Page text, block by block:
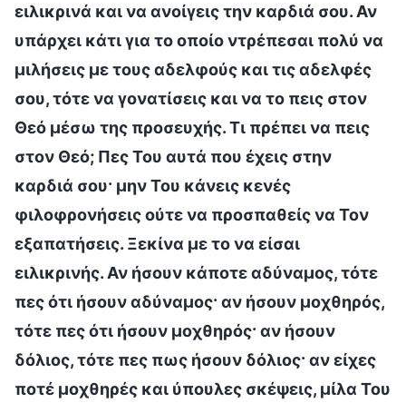
ειλικρινά και να ανοίγεις την καρδιά σου. Αν
υπάρχει κάτι για το οποίο ντρέπεσαι πολύ να
μιλήσεις με τους αδελφούς και τις αδελφές
σου, τότε να γονατίσεις και να το πεις στον
Θεό μέσω της προσευχής. Τι πρέπει να πεις
στον Θεό; Πες Του αυτά που έχεις στην
καρδιά σου· μην Του κάνεις κενές
φιλοφρονήσεις ούτε να προσπαθείς να Τον
εξαπατήσεις. Ξεκίνα με το να είσαι
ειλικρινής. Αν ήσουν κάποτε αδύναμος, τότε
πες ότι ήσουν αδύναμος· αν ήσουν μοχθηρός,
τότε πες ότι ήσουν μοχθηρός· αν ήσουν
δόλιος, τότε πες πως ήσουν δόλιος· αν είχες
ποτέ μοχθηρές και ύπουλες σκέψεις, μίλα Του